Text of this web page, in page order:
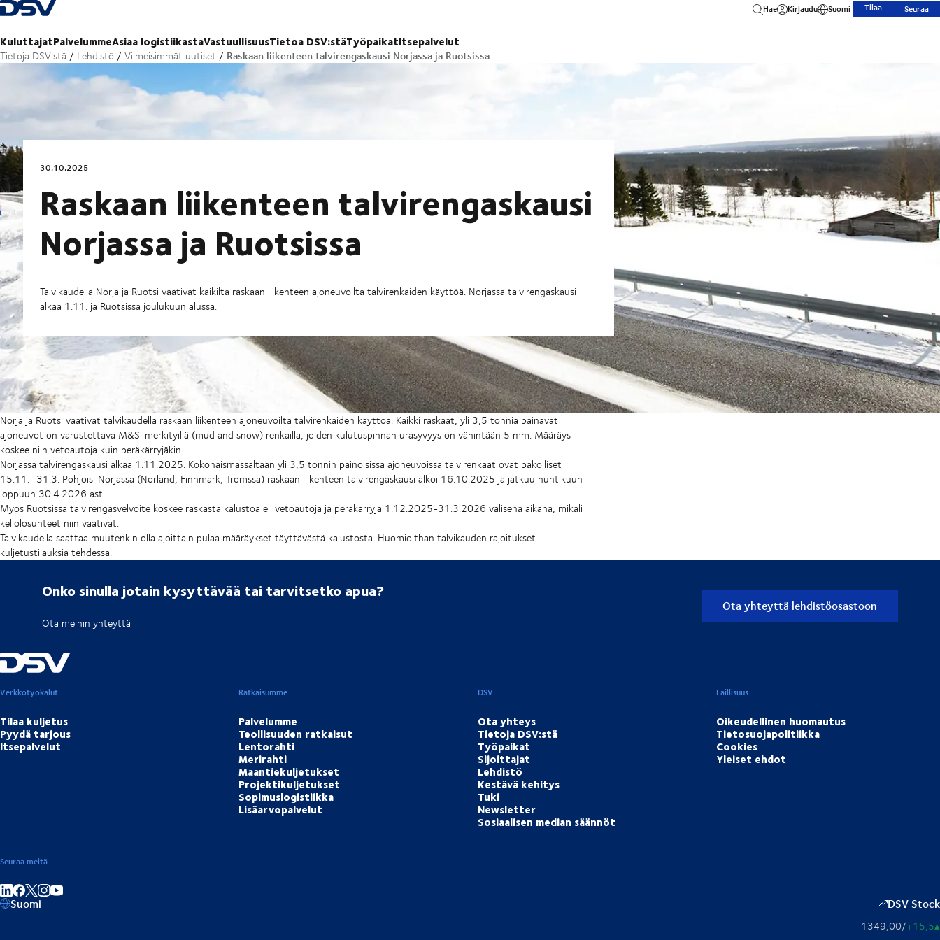
Takaisin kotisivulle
KuluttajatPalvelummeAsiaa logistiikastaVastuullisuusTietoa DSV:stäTyöpaikatItsepalvelut
Hae Kirjaudu Suomi Tilaa Seuraa
Tietoja DSV:stä Lehdistö Viimeisimmät uutiset Raskaan liikenteen talvirengaskausi Norjassa ja Ruotsissa
30.10.2025
Raskaan liikenteen talvirengaskausi
Norjassa ja Ruotsissa
Talvikaudella Norja ja Ruotsi vaativat kaikilta raskaan liikenteen ajoneuvoilta talvirenkaiden käyttöä. Norjassa talvirengaskausi
alkaa 1.11. ja Ruotsissa joulukuun alussa.
Norja ja Ruotsi vaativat talvikaudella raskaan liikenteen ajoneuvoilta talvirenkaiden käyttöä. Kaikki raskaat, yli 3,5 tonnia painavat
ajoneuvot on varustettava M&S-merkityillä (mud and snow) renkailla, joiden kulutuspinnan urasyvyys on vähintään 5 mm. Määräys
koskee niin vetoautoja kuin peräkärryjäkin.
Norjassa talvirengaskausi alkaa 1.11.2025. Kokonaismassaltaan yli 3,5 tonnin painoisissa ajoneuvoissa talvirenkaat ovat pakolliset
15.11.–31.3. Pohjois-Norjassa (Norland, Finnmark, Tromssa) raskaan liikenteen talvirengaskausi alkoi 16.10.2025 ja jatkuu huhtikuun
loppuun 30.4.2026 asti.
Myös Ruotsissa talvirengasvelvoite koskee raskasta kalustoa eli vetoautoja ja peräkärryjä 1.12.2025-31.3.2026 välisenä aikana, mikäli
keliolosuhteet niin vaativat.
Talvikaudella saattaa muutenkin olla ajoittain pulaa määräykset täyttävästä kalustosta. Huomioithan talvikauden rajoitukset
kuljetustilauksia tehdessä.
Onko sinulla jotain kysyttävää tai tarvitsetko apua?
Ota meihin yhteyttä
Ota yhteyttä lehdistöosastoon
Verkkotyökalut
Tilaa kuljetus
Pyydä tarjous
Itsepalvelut
Ratkaisumme
Palvelumme
Teollisuuden ratkaisut
Lentorahti
Merirahti
Maantiekuljetukset
Projektikuljetukset
Sopimuslogistiikka
Lisäarvopalvelut
DSV
Ota yhteys
Tietoja DSV:stä
Työpaikat
Sijoittajat
Lehdistö
Kestävä kehitys
Tuki
Newsletter
Sosiaalisen median säännöt
Laillisuus
Oikeudellinen huomautus
Tietosuojapolitiikka
Cookies
Yleiset ehdot
Seuraa meitä
Jaa linkedInissä
Jaa Facebookissa
Jaa Instagramissa
Suomi DSV Stock
1349,00/+15,5▴